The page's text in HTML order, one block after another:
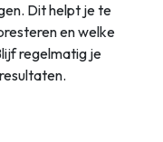
Dit helpt je te
en welke
regelmatig je